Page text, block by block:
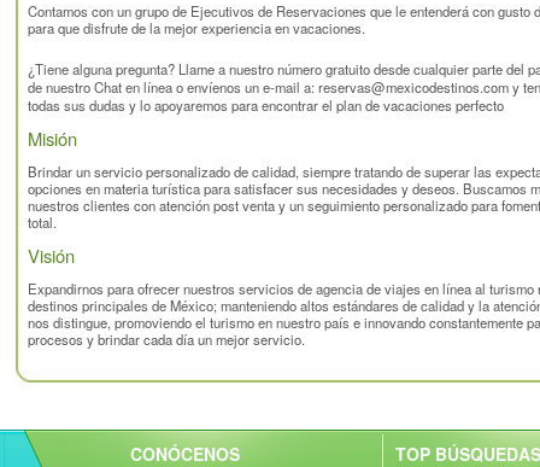
Contamos con un grupo de Ejecutivos de Reservaciones que le entenderá con gusto
para que disfrute de la mejor experiencia en vacaciones.
¿Tiene alguna pregunta? Llame a nuestro número gratuito desde cualquier parte del
de nuestro Chat en línea o envíenos un e-mail a:reservas@mexicodestinos.comy
todas sus dudas y lo apoyaremos para encontrar el plan de vacaciones perfecto
Misión
Brindar un servicio personalizado de calidad, siempre tratando de superar las
opciones en materia turística para satisfacer sus necesidades y deseos. Buscamos
nuestros clientes con atención post venta y un seguimiento personalizado para
total.
Visión
Expandirnos para ofrecer nuestros servicios de agencia de viajes en línea al
destinos principales de México; manteniendo altos estándares de calidad y la
nos distingue, promoviendo el turismo en nuestro país e innovando constantemente
procesos y brindar cada día un mejor servicio.
CONÓCENOS TOP BÚSQUEDAS